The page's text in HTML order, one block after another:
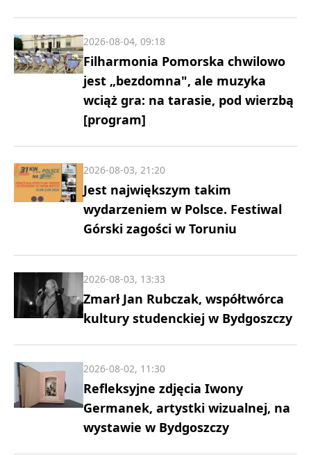
Filharmonia Pomorska chwilowo
jest „bezdomna", ale muzyka
wciąż gra: na tarasie, pod wierzbą
[program]
2026-08-04, 09:18
Jest największym takim
wydarzeniem w Polsce. Festiwal
Górski zagości w Toruniu
2026-08-03, 21:20
Zmarł Jan Rubczak, współtwórca
kultury studenckiej w Bydgoszczy
2026-08-03, 13:33
Refleksyjne zdjęcia Iwony
Germanek, artystki wizualnej, na
wystawie w Bydgoszczy
2026-08-02, 11:30